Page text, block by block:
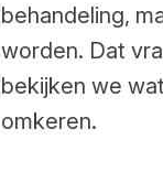
behandeling,
worden. Dat
bekijken we
omkeren.